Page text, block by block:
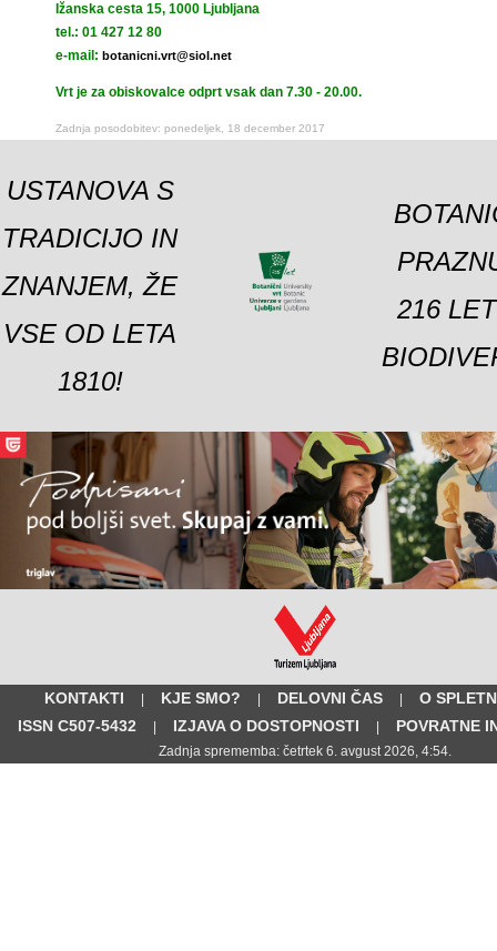
Ižanska cesta 15, 1000 Ljubljana
tel.: 01 427 12 80
e-mail: botanicni.vrt@siol.net
Vrt je za obiskovalce odprt vsak dan 7.30 - 20.00.
Zadnja posodobitev: ponedeljek, 18 december 2017
USTANOVA S
TRADICIJO IN
ZNANJEM, ŽE
VSE OD LETA
1810!
216
KONTAKTI KJE SMO? DELOVNI ČAS
O
ISSN C507-5432
IZJAVA O DOSTOPNOSTI POVRATNE
Zadnja sprememba: četrtek 6. avgust 2026, 4:54.